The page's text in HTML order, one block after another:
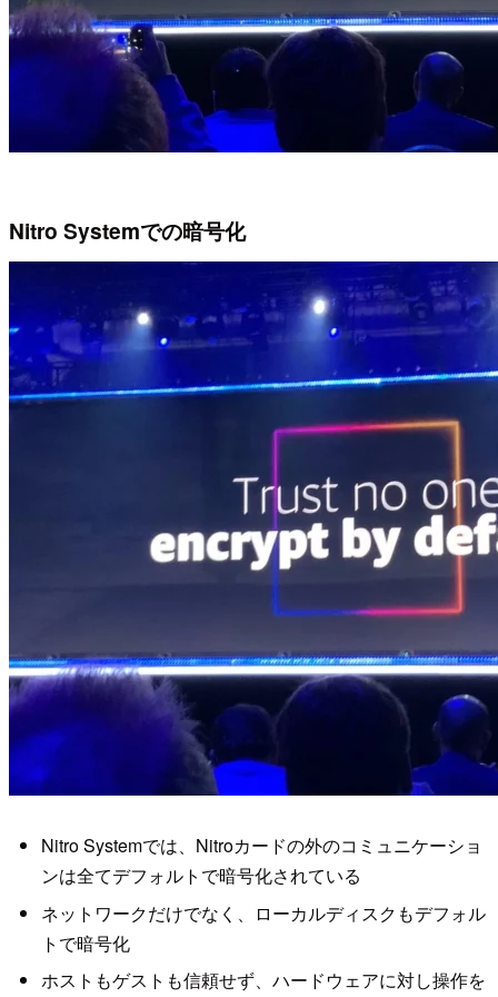
Nitro Systemでの暗号化
Nitro Systemでは、Nitroカードの外のコミュニケーショ
ンは全てデフォルトで暗号化されている
ネットワークだけでなく、ローカルディスクもデフォル
トで暗号化
ホストもゲストも信頼せず、ハードウェアに対し操作を